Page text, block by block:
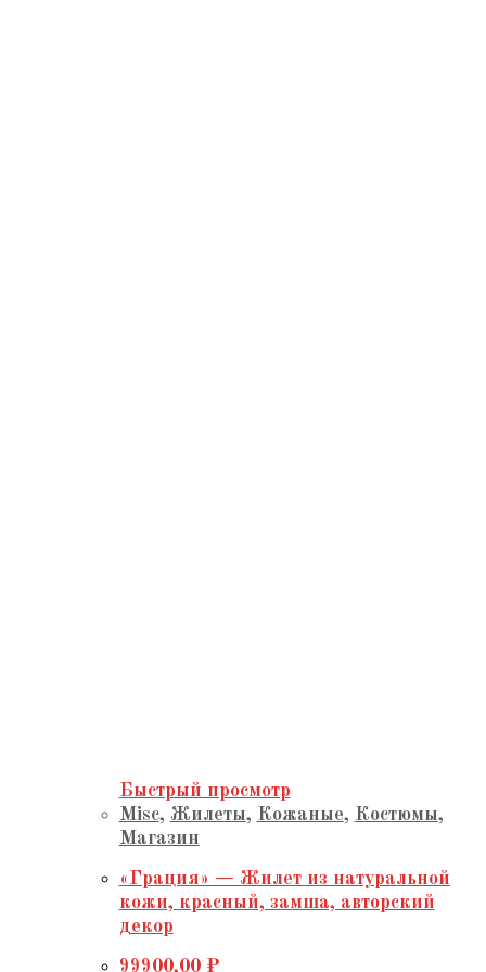
Быстрый просмотр
Misc, Жилеты, Кожаные, Костюмы,
Магазин
«Грация» — Жилет из натуральной
кожи, красный, замша, авторский
декор
99900,00 ₽